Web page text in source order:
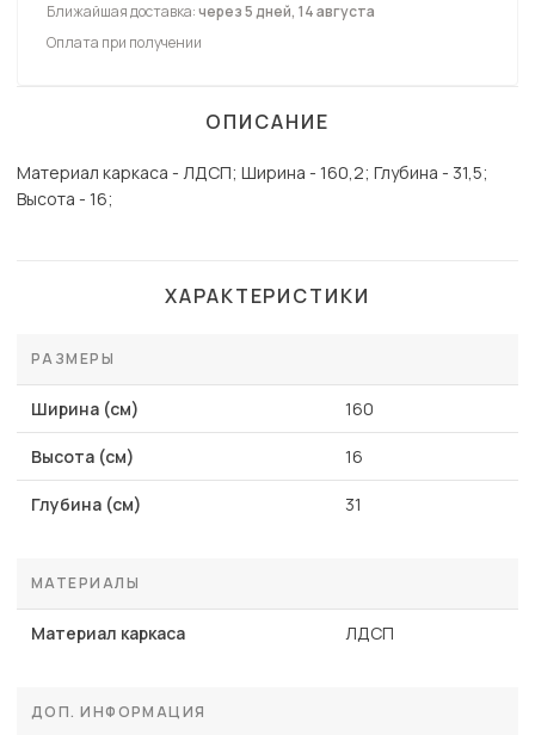
Ближайшая доставка:через 5 дней, 14 августа
Оплата при получении
ОПИСАНИЕ
Материал каркаса - ЛДСП; Ширина - 160,2; Глубина - 31,5;
Высота - 16;
ХАРАКТЕРИСТИКИ
РАЗМЕРЫ
Ширина (см) 160
Высота (см) 16
Глубина (см) 31
МАТЕРИАЛЫ
Материал каркаса ЛДСП
ДОП. ИНФОРМАЦИЯ